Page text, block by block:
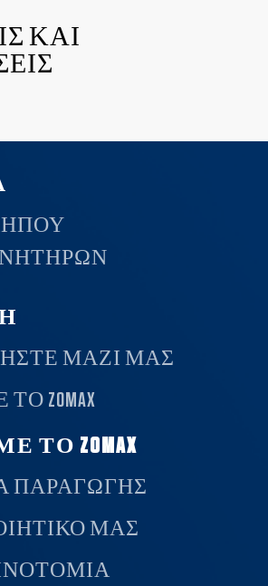
ΚΑΙ
ΜΑΖΊ ΜΑΣ
ZOMAX
ΤΟ ZOMAX
ΠΑΡΑΓΩΓΗΣ
ΜΑΣ